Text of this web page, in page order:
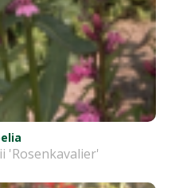
'Rosenkavalier'